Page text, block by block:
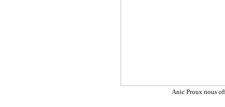
Anic Proux nous